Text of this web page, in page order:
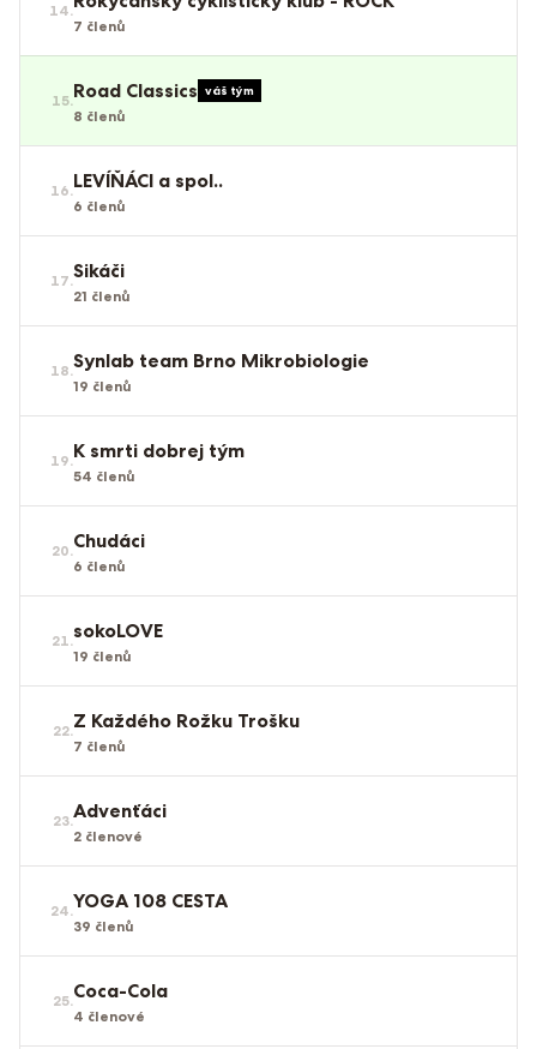
14.
7 členů
15.Road Classics váš tým
8 členů
16.LEVÍŇÁCI a spol..
6 členů
17.Sikáči
21 členů
18.Synlab team Brno Mikrobiologie
19 členů
19.K smrti dobrej tým
54 členů
20.Chudáci
6 členů
21.sokoLOVE
19 členů
22.Z Každého Rožku Trošku
7 členů
23.Advenťáci
2 členové
24.YOGA 108 CESTA
39 členů
25.Coca-Cola
4 členové